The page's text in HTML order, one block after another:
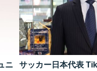
ニ
サッカー日本代表